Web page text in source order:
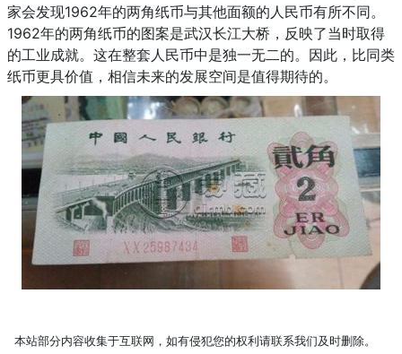
家会发现1962年的两角纸币与其他面额的人民币有所不同。
1962年的两角纸币的图案是武汉长江大桥，反映了当时取得
的工业成就。这在整套人民币中是独一无二的。因此，比同类
纸币更具价值，相信未来的发展空间是值得期待的。
本站部分内容收集于互联网，如有侵犯您的权利请联系我们及时删除。